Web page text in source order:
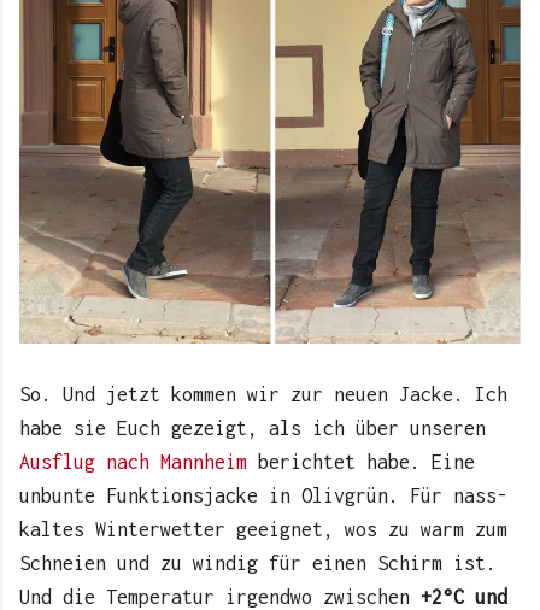
So. Und jetzt kommen wir zur neuen Jacke. Ich
habe sie Euch gezeigt, als ich über unseren
Ausflug nach Mannheim berichtet habe. Eine
unbunte Funktionsjacke in Olivgrün. Für nass-
kaltes Winterwetter geeignet, wos zu warm zum
Schneien und zu windig für einen Schirm ist.
Und die Temperatur irgendwo zwischen +2°C und